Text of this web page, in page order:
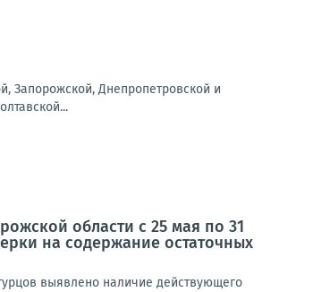
Запорожской, Днепропетровской и
области с 25 мая по 31
на содержание остаточных
выявлено наличие действующего